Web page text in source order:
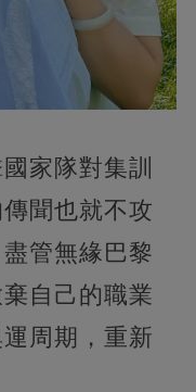
家隊對集訓
聞也就不攻
管無緣巴黎
自己的職業
周期，重新